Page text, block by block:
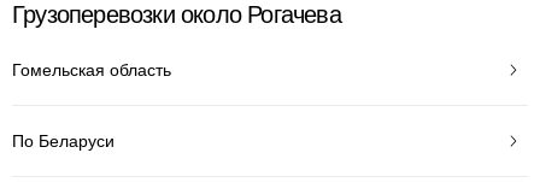
Грузоперевозки около Рогачева
Гомельская область
По Беларуси